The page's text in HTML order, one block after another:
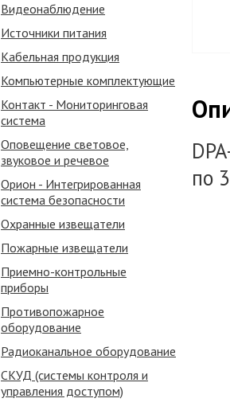
по
Видеонаблюдение
Источники питания
Кабельная продукция
Компьютерные комплектующие
Контакт - Мониторинговая
система
Оповещение световое,
звуковое и речевое
Орион - Интегрированная
система безопасности
Охранные извещатели
Пожарные извещатели
Приемно-контрольные
приборы
Противопожарное
оборудование
Радиоканальное оборудование
СКУД (системы контроля и
управления доступом)